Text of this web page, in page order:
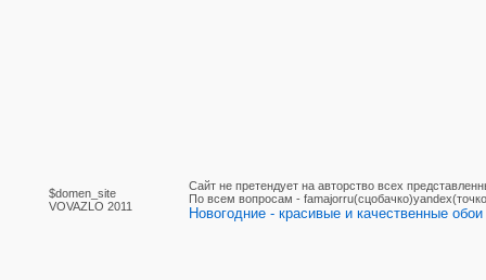
$domen_site
VOVAZLO 2011
Сайт не претендует на авторство всех
По вcем вопросам -
Новогодние - красивые и качественные